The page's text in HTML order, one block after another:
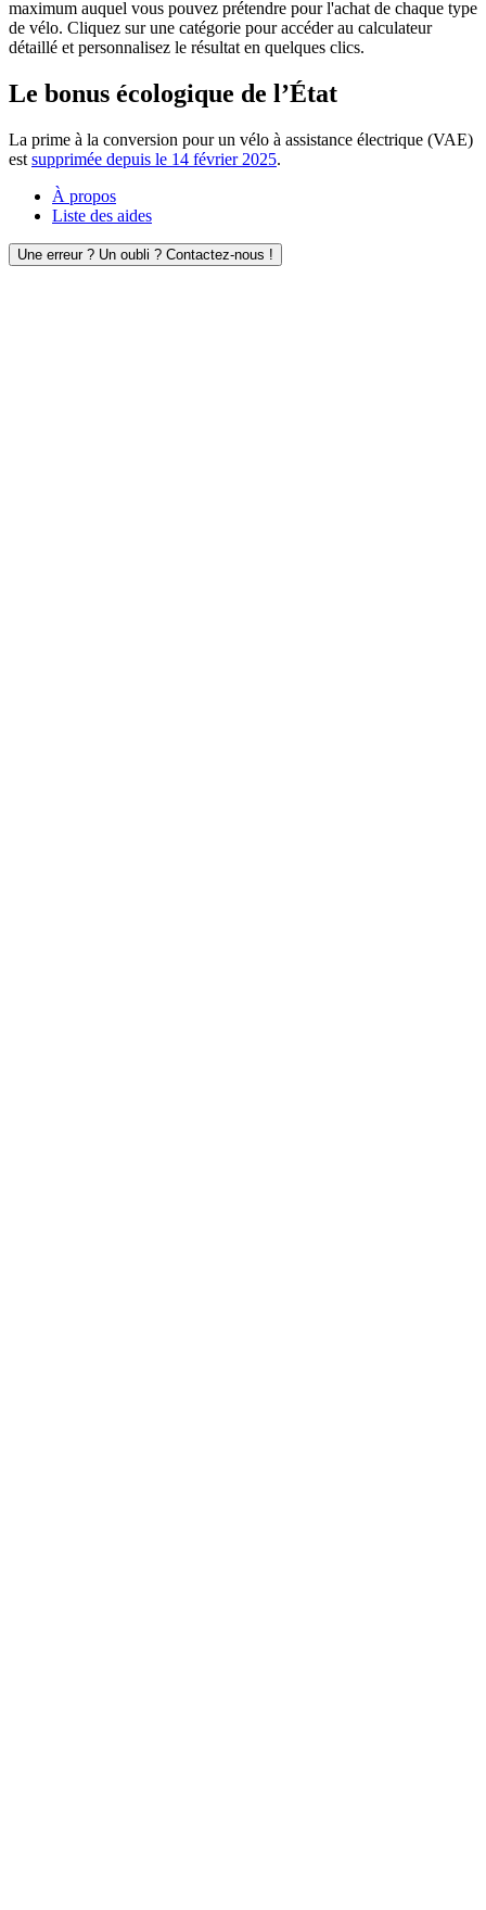
maximum auquel vous pouvez prétendre pour l'achat de chaque type
de vélo. Cliquez sur une catégorie pour accéder au calculateur
détaillé et personnalisez le résultat en quelques clics.
Le bonus écologique de l’État
La prime à la conversion pour un vélo à assistance électrique (VAE)
est supprimée depuis le 14 février 2025.
À propos
Liste des aides
Une erreur ? Un oubli ? Contactez-nous !